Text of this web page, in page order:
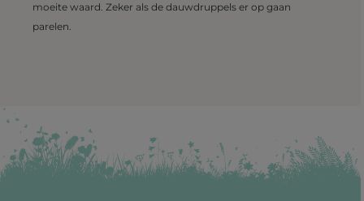
moeite waard. Zeker als de dauwdruppels er op gaan
parelen.